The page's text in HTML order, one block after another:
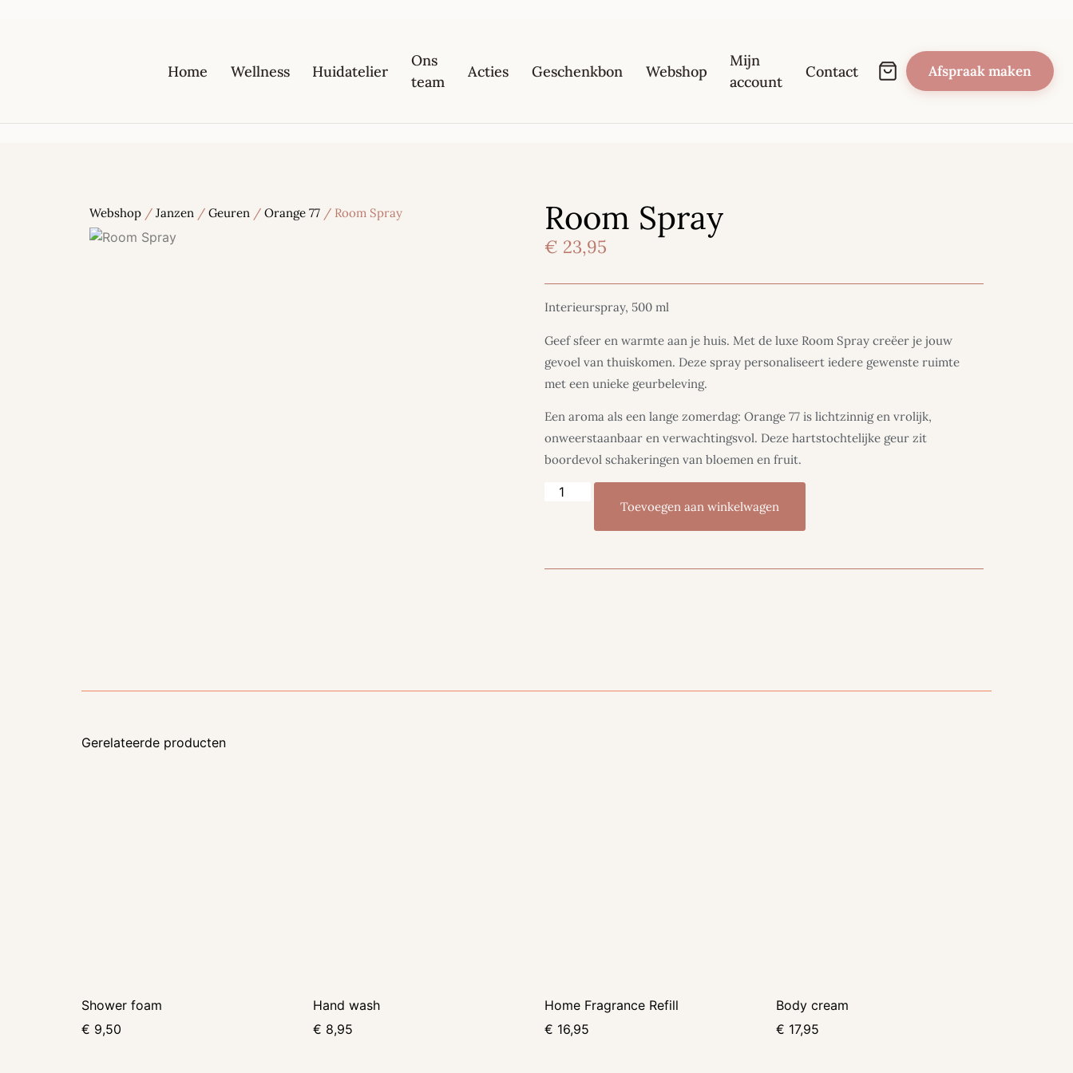
Home Wellness Huidatelier
Ons
team
Acties Geschenkbon Webshop
Mijn
account
Contact Afspraak maken
Webshop / Janzen / Geuren / Orange 77 / Room Spray Room Spray
€ 23,95
Interieurspray, 500 ml
Geef sfeer en warmte aan je huis. Met de luxe Room Spray creëer je jouw
gevoel van thuiskomen. Deze spray personaliseert iedere gewenste ruimte
met een unieke geurbeleving.
Een aroma als een lange zomerdag: Orange 77 is lichtzinnig en vrolijk,
onweerstaanbaar en verwachtingsvol. Deze hartstochtelijke geur zit
boordevol schakeringen van bloemen en fruit.
Toevoegen aan winkelwagen
Gerelateerde producten
Shower foam
€ 9,50
Hand wash
€ 8,95
Home Fragrance Refill
€ 16,95
Body cream
€ 17,95